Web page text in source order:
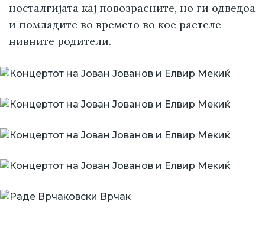
носталгијата кај повозрасните, но ги одведоа
и помладите во времето во кое растеле
нивните родители.